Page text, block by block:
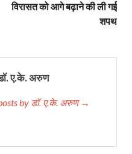
विरासत को आगे बढ़ाने की ली गई
शपथ
ए.के. अरुण
by डॉ. ए.के. अरुण →